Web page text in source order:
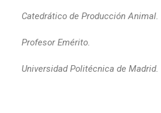
Catedrático de Producción Animal.
Profesor Emérito.
Universidad Politécnica de Madrid.